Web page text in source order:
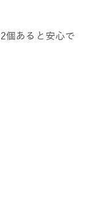
個あると安心で